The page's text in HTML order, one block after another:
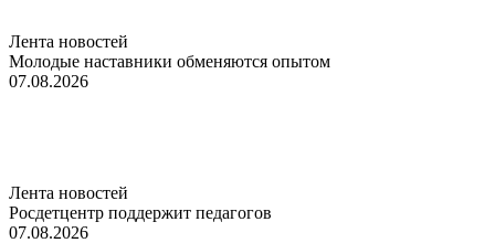
Лента новостей
Молодые наставники обменяются опытом
07.08.2026
Лента новостей
Росдетцентр поддержит педагогов
07.08.2026